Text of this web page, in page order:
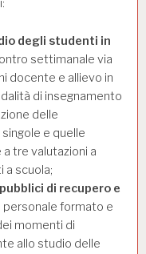
degli studenti in
settimanale via
docente e allievo in
di insegnamento
delle
e quelle
tre valutazioni a
a scuola;
di recupero e
personale formato e
momenti di
allo studio delle